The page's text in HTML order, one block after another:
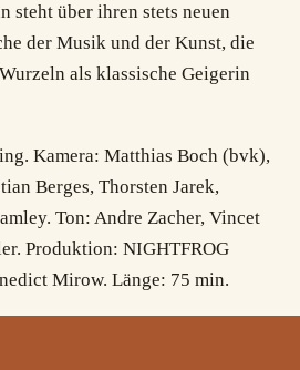
steht über ihren stets neuen
der Musik und der Kunst, die
als klassische Geigerin
Kamera: Matthias Boch (bvk),
Berges, Thorsten Jarek,
Ton: Andre Zacher, Vincet
Produktion: NIGHTFROG
Mirow. Länge: 75 min.